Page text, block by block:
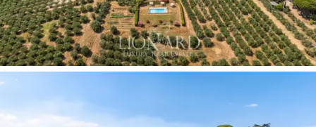
Het landgoed is een exclusievenatuurlijke en
agrarische oasevan uitzonderlijke waarde, waar
vakkundig aangelegde tuinen samenkomen met
privétuin van 5.000 m²beschikt over een prachtig